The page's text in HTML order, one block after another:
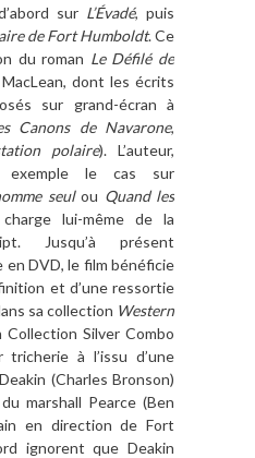
sur L’Évadé, puis
de Fort Humboldt. Ce
du roman Le Défilé de
dont les écrits
sur grand-écran à
Canons de Navarone,
polaire). L’auteur,
exemple le cas sur
seulou Quand les
lui-même de la
Jusqu’à présent
DVD, le film bénéficie
et d’une ressortie
sa collection Western
Collection Silver Combo
à l’issu d’une
(Charles Bronson)
marshall Pearce (Ben
en direction de Fort
ignorent que Deakin